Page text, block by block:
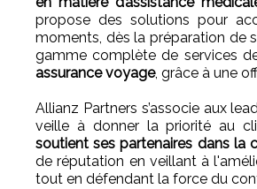
propose des solutions pour
moments, dès la préparation de
gamme complète de services
assurance voyage, grâce à une
Allianz Partners s’associe aux
veille à donner la priorité au
soutient ses partenaires dans la
de réputation en veillant à
tout en défendant la force du